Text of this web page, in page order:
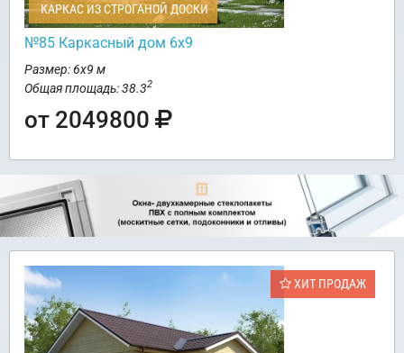
КАРКАС ИЗ СТРОГАНОЙ ДОСКИ
№85 Каркасный дом 6х9
Размер: 6х9 м
Общая площадь: 38.32
от 2049800
ХИТ ПРОДАЖ